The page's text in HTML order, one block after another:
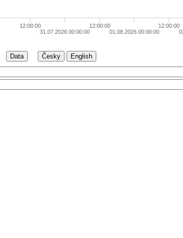
12:00:00
31.07.2026 00:00:00
12:00:00
01.08.2026 00:00:00
12:00:00
Data Česky English